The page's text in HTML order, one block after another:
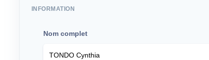
INFORMATION
Nom complet